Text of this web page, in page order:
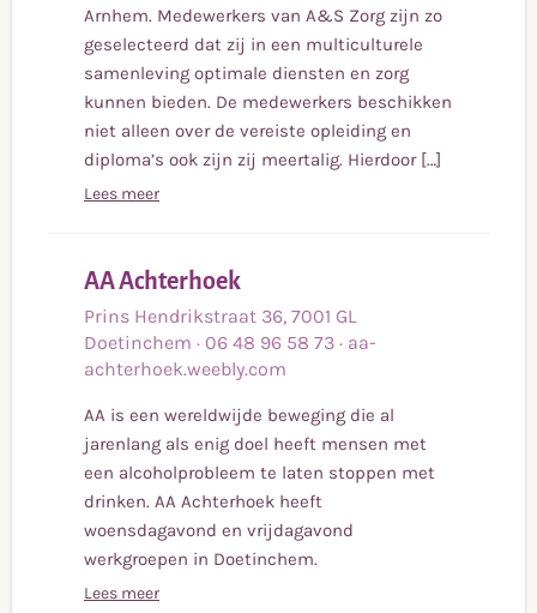
Arnhem. Medewerkers van A&S Zorg zijn zo
geselecteerd dat zij in een multiculturele
samenleving optimale diensten en zorg
kunnen bieden. De medewerkers beschikken
niet alleen over de vereiste opleiding en
diploma’s ook zijn zij meertalig. Hierdoor […]
Lees meer
AA AchterhoekLees
meer
Prins Hendrikstraat 36, 7001 GL
Doetinchem · 06 48 96 58 73 · aa-
achterhoek.weebly.com
AA is een wereldwijde beweging die al
jarenlang als enig doel heeft mensen met
een alcoholprobleem te laten stoppen met
drinken. AA Achterhoek heeft
woensdagavond en vrijdagavond
werkgroepen in Doetinchem.
Lees meer